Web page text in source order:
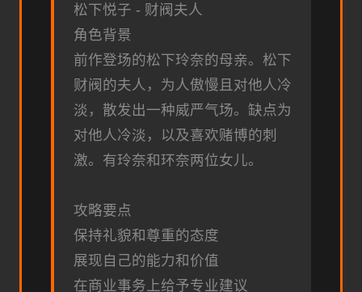
松下悦子 - 财阀夫人
角色背景
前作登场的松下玲奈的母亲。松下
财阀的夫人，为人傲慢且对他人冷
淡，散发出一种威严气场。缺点为
对他人冷淡，以及喜欢赌博的刺
激。有玲奈和环奈两位女儿。
攻略要点
保持礼貌和尊重的态度
展现自己的能力和价值
在商业事务上给予专业建议